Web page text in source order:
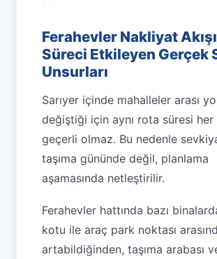
Ferahevler Nakliyat
Süreci Etkileyen Gerçek
Unsurları
Sarıyer içinde mahalleler arası
değiştiği için aynı rota süresi her
geçerli olmaz. Bu nedenle
taşıma gününde değil, planlama
aşamasında netleştirilir.
Ferahevler hattında bazı
kotu ile araç park noktası
artabildiğinden, taşıma arabası